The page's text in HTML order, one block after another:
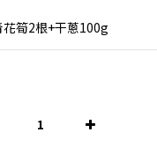
筍2根+干蔥100g